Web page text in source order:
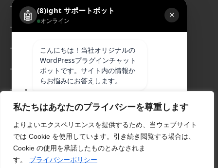
私たちはあなたのプライバシーを尊重します
よりよいエクスペリエンスを提供するため、当ウェブサイト
では Cookie を使用しています。引き続き閲覧する場合は、
Cookie の使用を承諾したものとみなされま
す。
プライバシーポリシー
プライバシーポリシー
ウェブデザイン
ウェブデザイン制作費
ウェブデザイン制作実績
グラフィックデザイン
グラフィック制作料金
グラフィック制作実績
🤖 (8)ight サポートボット
オンライン
×
🤖
こんにちは！当社オリジナルの
WordPressプラグインチャット
ボットです。サイト内の情報か
らお悩みにお答えします。
Powered bypower8ight